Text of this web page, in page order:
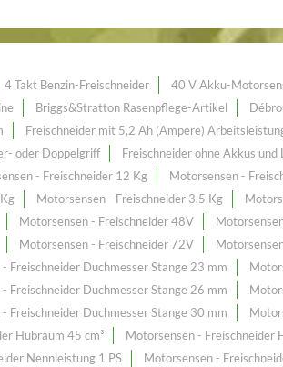
4 Takt Benzin-Freischneider 40 V Akku-
Briggs&Stratton Rasenpflege-Artikel
Freischneider mit 5,2 Ah (Ampere)
oder Doppelgriff Freischneider ohne Akkus und
- Freischneider 12 Kg Motorsensen -
Motorsensen - Freischneider 3.5 Kg
Motorsensen - Freischneider 48V
Motorsensen - Freischneider 72V
Freischneider Duchmesser Stange 23 mm
Freischneider Duchmesser Stange 26 mm
Freischneider Duchmesser Stange 30 mm
Hubraum 45 cm³ Motorsensen - Freischneider
Nennleistung 1 PS Motorsensen -